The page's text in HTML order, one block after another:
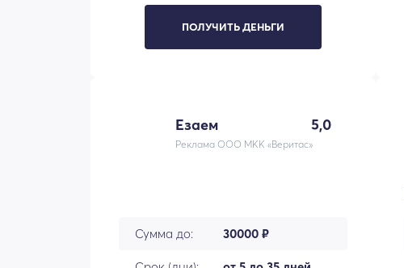
ПОЛУЧИТЬ ДЕНЬГИ
Езаем 5,0
Реклама ООО МКК «Веритас»
Сумма до: 30000 ₽